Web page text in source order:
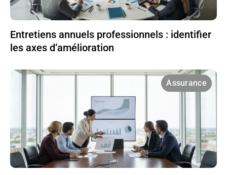
Entretiens annuels professionnels : identifier
les axes d’amélioration
Assurance